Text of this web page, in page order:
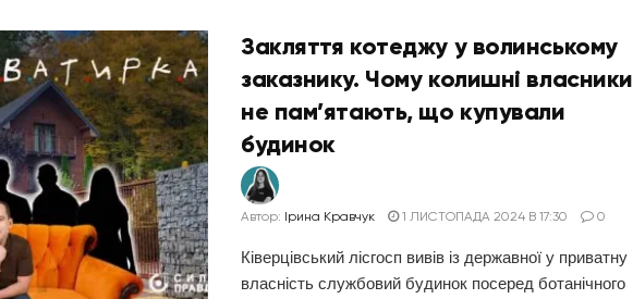
Закляття котеджу у волинському
заказнику. Чому колишні власники
не пам’ятають, що купували
будинок
Автор: Ірина Кравчук 1 ЛИСТОПАДА 2024 В 17:30 0
Ківерцівський лісгосп вивів із державної у приватну
власність службовий будинок посеред ботанічного